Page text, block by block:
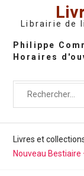
Librairie de
Livres et
Nouveau Bestiaire